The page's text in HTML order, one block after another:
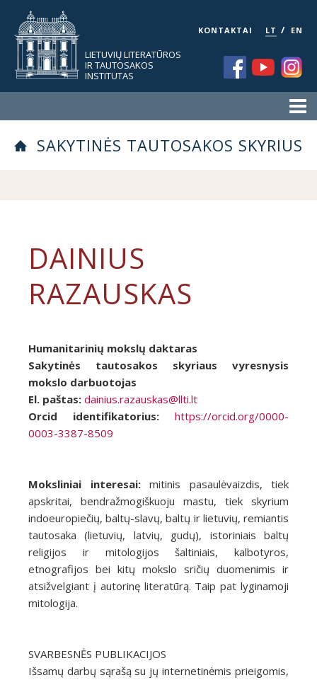
LIETUVIŲ LITERATŪROS
IR TAUTOSAKOS
INSTITUTAS
KONTAKTAI LT / EN
SAKYTINĖS TAUTOSAKOS SKYRIUS
DAINIUS
RAZAUSKAS
Humanitarinių mokslų daktaras
Sakytinės tautosakos skyriaus vyresnysis
mokslo darbuotojas
El. paštas: dainius.razauskas@llti.lt
Orcid identifikatorius: https://orcid.org/0000-
0003-3387-8509
Moksliniai interesai:mitinis pasaulėvaizdis, tiek
apskritai, bendražmogiškuoju mastu, tiek skyrium
indoeuropiečių, baltų-slavų, baltų ir lietuvių, remiantis
tautosaka (lietuvių, latvių, gudų), istoriniais baltų
religijos ir mitologijos šaltiniais, kalbotyros,
etnografijos bei kitų mokslo sričių duomenimis ir
atsižvelgiant į autorinę literatūrą. Taip pat lyginamoji
mitologija.
SVARBESNĖS PUBLIKACIJOS
Išsamų darbų sąrašą su jų internetinėmis prieigomis,